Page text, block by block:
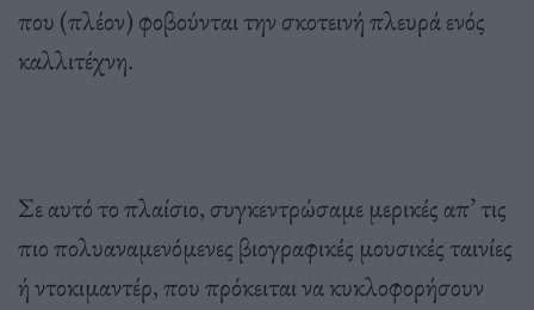
που (πλέον) φοβούνται την σκοτεινή πλευρά ενός
καλλιτέχνη.
Σε αυτό το πλαίσιο, συγκεντρώσαμε μερικές απ’ τις
πιο πολυαναμενόμενες βιογραφικές μουσικές ταινίες
ή ντοκιμαντέρ, που πρόκειται να κυκλοφορήσουν